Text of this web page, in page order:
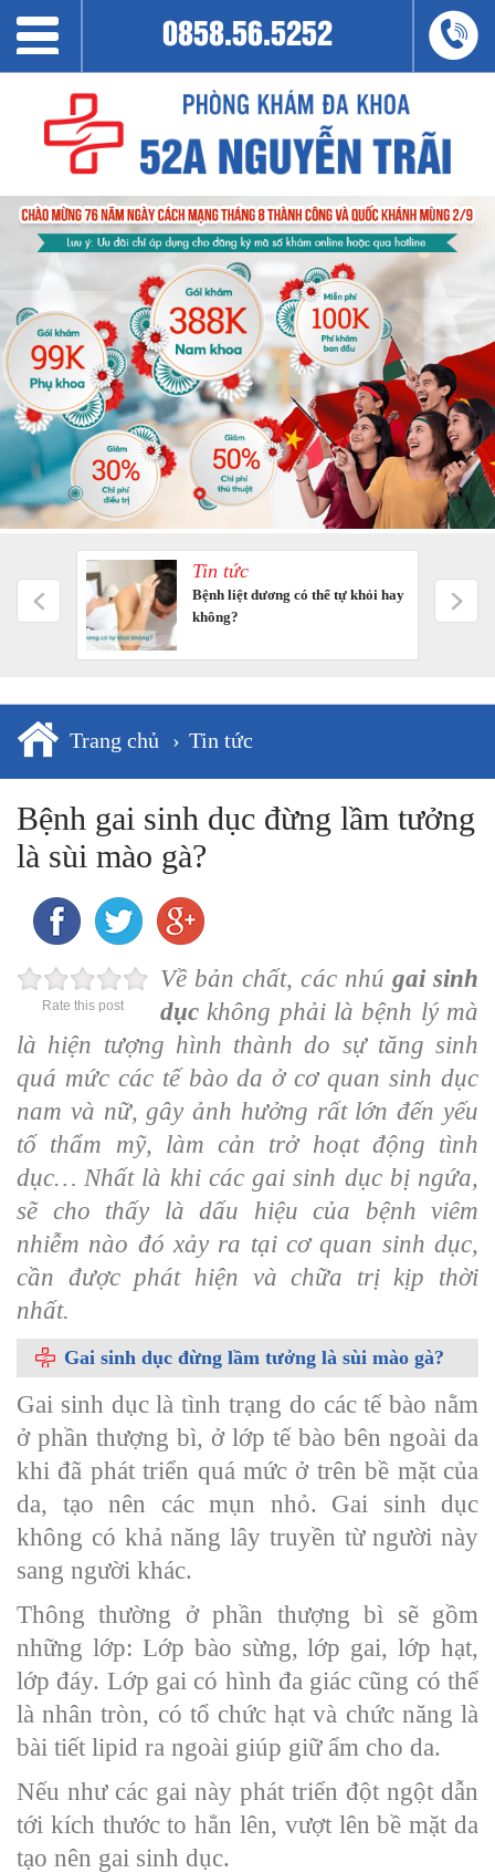
0858.56.5252
tưởng
Tin tức
Bệnh liệt dương có thể tự khỏi hay
không?
Trang chủ › Tin tức
Bệnh gai sinh dục đừng lầm tưởng
là sùi mào gà?
Rate this post
Về bản chất, các nhú gai sinh
dục không phải là bệnh lý mà
là hiện tượng hình thành do sự tăng sinh
quá mức các tế bào da ở cơ quan sinh dục
nam và nữ, gây ảnh hưởng rất lớn đến yếu
tố thẩm mỹ, làm cản trở hoạt động tình
dục… Nhất là khi các gai sinh dục bị ngứa,
sẽ cho thấy là dấu hiệu của bệnh viêm
nhiễm nào đó xảy ra tại cơ quan sinh dục,
cần được phát hiện và chữa trị kịp thời
nhất.
Gai sinh dục đừng lầm tưởng là sùi mào gà?
Gai sinh dục là tình trạng do các tế bào nằm
ở phần thượng bì, ở lớp tế bào bên ngoài da
khi đã phát triển quá mức ở trên bề mặt của
da, tạo nên các mụn nhỏ. Gai sinh dục
không có khả năng lây truyền từ người này
sang người khác.
Thông thường ở phần thượng bì sẽ gồm
những lớp: Lớp bào sừng, lớp gai, lớp hạt,
lớp đáy. Lớp gai có hình đa giác cũng có thể
là nhân tròn, có tổ chức hạt và chức năng là
bài tiết lipid ra ngoài giúp giữ ẩm cho da.
Nếu như các gai này phát triển đột ngột dẫn
tới kích thước to hẳn lên, vượt lên bề mặt da
tạo nên gai sinh dục.